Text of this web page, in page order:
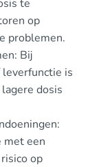
te
op
problemen.
Bij
is
dosis
met een
op